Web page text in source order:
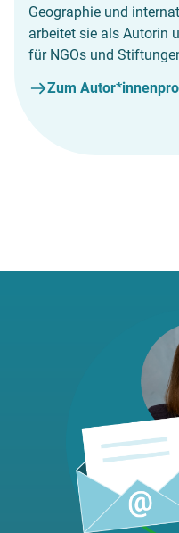
Geographie und
arbeitet sie als Autorin
für NGOs und
Zum